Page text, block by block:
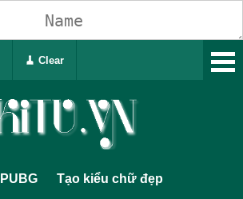
PUBG Tạo kiểu chữ đẹp
🧹 Clear